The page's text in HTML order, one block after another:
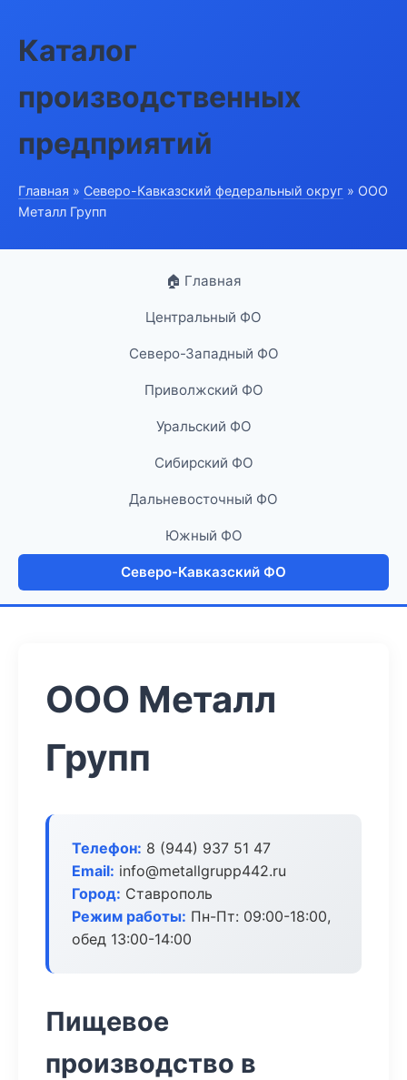
Каталог
производственных
предприятий
Главная » Северо-Кавказский федеральный округ » ООО
Металл Групп
🏠 Главная
Центральный ФО
Северо-Западный ФО
Приволжский ФО
Уральский ФО
Сибирский ФО
Дальневосточный ФО
Южный ФО
Северо-Кавказский ФО
ООО Металл
Групп
Телефон: 8 (944) 937 51 47
Email: info@metallgrupp442.ru
Город: Ставрополь
Режим работы: Пн-Пт: 09:00-18:00,
обед 13:00-14:00
Пищевое
производство в